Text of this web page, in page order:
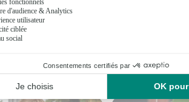
Nos fleuristes à Cressonsacq